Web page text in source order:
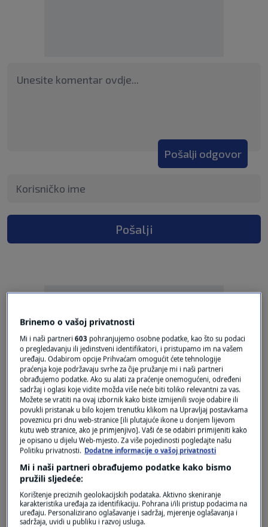
Pošalji odgovor
Pošalji
Oglas
Oglas
Brinemo o vašoj privatnosti
Mi i naši partneri603 pohranjujemo osobne podatke, kao što su podaci
o pregledavanju ili jedinstveni identifikatori, i pristupamo im na vašem
uređaju. Odabirom opcije Prihvaćam omogućit ćete tehnologije
praćenja koje podržavaju svrhe za čije pružanje mi i naši partneri
obrađujemo podatke. Ako su alati za praćenje onemogućeni, određeni
sadržaj i oglasi koje vidite možda više neće biti toliko relevantni za vas.
Možete se vratiti na ovaj izbornik kako biste izmijenili svoje odabire ili
povukli pristanak u bilo kojem trenutku klikom na Upravljaj postavkama
poveznicu pri dnu web-stranice [ili plutajuće ikone u donjem lijevom
kutu web stranice, ako je primjenjivo]. Vaši će se odabiri primijeniti kako
je opisano u dijelu Web-mjesto. Za više pojedinosti pogledajte našu
Politiku privatnosti. Dodatne informacije o vašoj privatnosti
Mi i naši partneri obrađujemo podatke kako bismo
pružili sljedeće:
Korištenje preciznih geolokacijskih podataka. Aktivno skeniranje
karakteristika uređaja za identifikaciju. Pohrana i/ili pristup podacima na
uređaju. Personalizirano oglašavanje i sadržaj, mjerenje oglašavanja i
sadržaja, uvidi u publiku i razvoj usluga.